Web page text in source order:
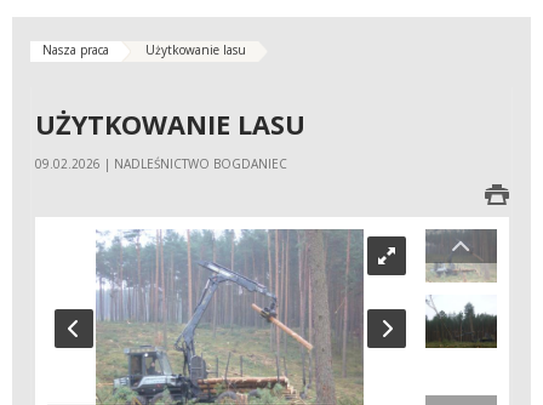
Nasza praca Użytkowanie lasu
UŻYTKOWANIE LASU
09.02.2026 | NADLEŚNICTWO BOGDANIEC